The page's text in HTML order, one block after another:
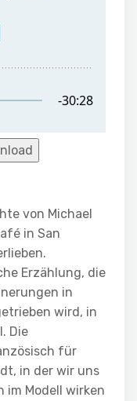
von Michael
in San
Erzählung, die
in
wird, in
Die
für
in der wir uns
im Modell wirken